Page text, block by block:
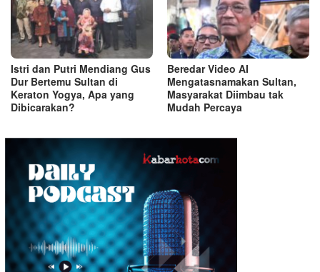
Istri dan Putri Mendiang Gus
Dur Bertemu Sultan di
Keraton Yogya, Apa yang
Dibicarakan?
Beredar Video AI
Mengatasnamakan Sultan,
Masyarakat Diimbau tak
Mudah Percaya